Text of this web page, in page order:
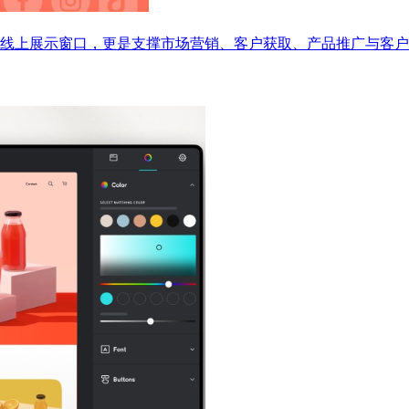
上展示窗口，更是支撑市场营销、客户获取、产品推广与客